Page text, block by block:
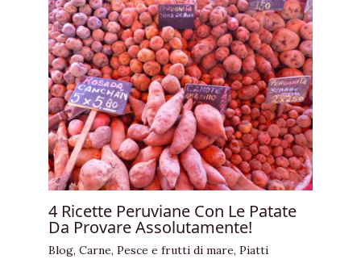
4 Ricette Peruviane Con Le Patate
Da Provare Assolutamente!
Blog, Carne, Pesce e frutti di mare, Piatti